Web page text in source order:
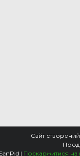
Сайт
SanPid | Поскаржитися на